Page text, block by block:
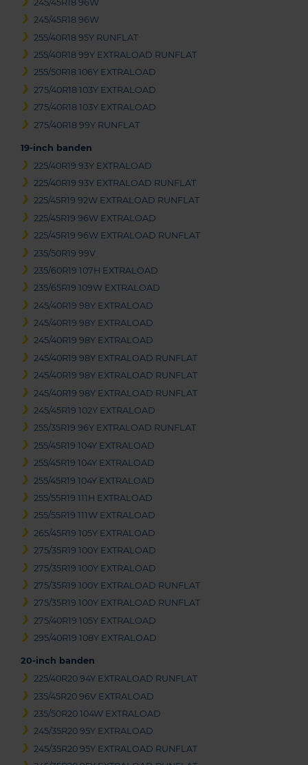
245/45R18 96W
245/45R18 96W
255/40R18 95Y RUNFLAT
255/40R18 99Y EXTRALOAD RUNFLAT
255/50R18 106Y EXTRALOAD
275/40R18 103Y EXTRALOAD
275/40R18 103Y EXTRALOAD
275/40R18 99Y RUNFLAT
19-inch banden
225/40R19 93Y EXTRALOAD
225/40R19 93Y EXTRALOAD RUNFLAT
225/45R19 92W EXTRALOAD RUNFLAT
225/45R19 96W EXTRALOAD
225/45R19 96W EXTRALOAD RUNFLAT
235/50R19 99V
235/60R19 107H EXTRALOAD
235/65R19 109W EXTRALOAD
245/40R19 98Y EXTRALOAD
245/40R19 98Y EXTRALOAD
245/40R19 98Y EXTRALOAD
245/40R19 98Y EXTRALOAD RUNFLAT
245/40R19 98Y EXTRALOAD RUNFLAT
245/40R19 98Y EXTRALOAD RUNFLAT
245/45R19 102Y EXTRALOAD
255/35R19 96Y EXTRALOAD RUNFLAT
255/45R19 104Y EXTRALOAD
255/45R19 104Y EXTRALOAD
255/45R19 104Y EXTRALOAD
255/55R19 111H EXTRALOAD
255/55R19 111W EXTRALOAD
265/45R19 105Y EXTRALOAD
275/35R19 100Y EXTRALOAD
275/35R19 100Y EXTRALOAD
275/35R19 100Y EXTRALOAD RUNFLAT
275/35R19 100Y EXTRALOAD RUNFLAT
275/40R19 105Y EXTRALOAD
295/40R19 108Y EXTRALOAD
20-inch banden
225/40R20 94Y EXTRALOAD RUNFLAT
235/45R20 96V EXTRALOAD
235/50R20 104W EXTRALOAD
245/35R20 95Y EXTRALOAD
245/35R20 95Y EXTRALOAD RUNFLAT